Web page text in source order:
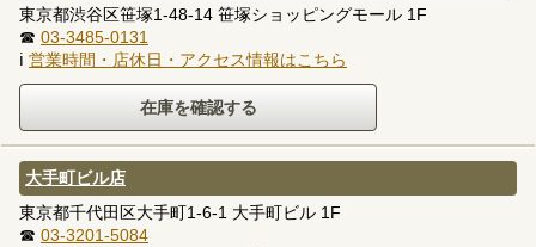
東京都渋谷区笹塚1-48-14 笹塚ショッピングモール 1F
☎ 03-3485-0131
ℹ 営業時間・店休日・アクセス情報はこちら
大手町ビル店
東京都千代田区大手町1-6-1 大手町ビル 1F
☎ 03-3201-5084